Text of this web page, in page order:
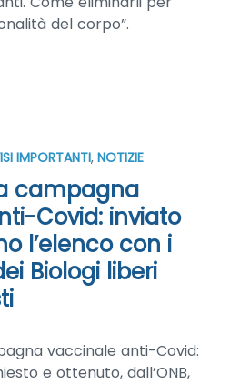
del corpo”.
IMPORTANTI, NOTIZIE
campagna
Covid: inviato
l’elenco con i
Biologi liberi
vaccinale anti-Covid:
e ottenuto, dall’ONB,